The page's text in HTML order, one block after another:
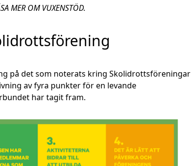
MER OM VUXENSTÖD.
på det som noterats kring Skolidrottsföreningar
av fyra punkter för en levande
har tagit fram.